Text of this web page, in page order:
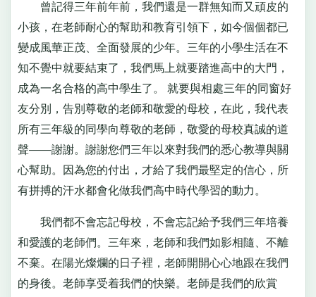
曾記得三年前年前，我們還是一群無知而又頑皮的
小孩，在老師耐心的幫助和教育引領下，如今個個都已
變成風華正茂、全面發展的少年。三年的小學生活在不
知不覺中就要結束了，我們馬上就要踏進高中的大門，
成為一名合格的高中學生了。 就要與相處三年的同窗好
友分別，告別尊敬的老師和敬愛的母校，在此，我代表
所有三年級的同學向尊敬的老師，敬愛的母校真誠的道
聲——謝謝。謝謝您們三年以來對我們的悉心教導與關
心幫助。因為您的付出，才給了我們最堅定的信心，所
有拼搏的汗水都會化做我們高中時代學習的動力。
我們都不會忘記母校，不會忘記給予我們三年培養
和愛護的老師們。三年來，老師和我們如影相隨、不離
不棄。在陽光燦爛的日子裡，老師開開心心地跟在我們
的身後。老師享受着我們的快樂。老師是我們的欣賞